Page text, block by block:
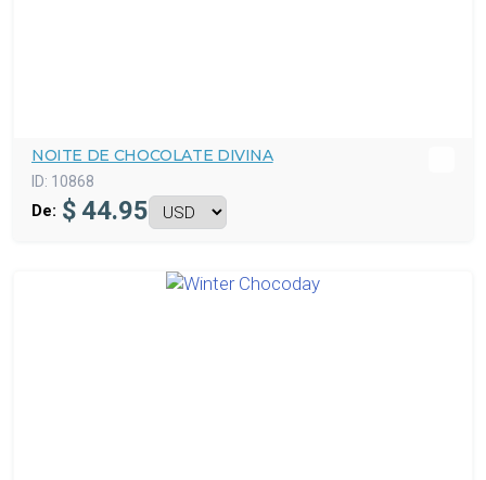
NOITE DE CHOCOLATE DIVINA
ID: 10868
De: $ 44.95